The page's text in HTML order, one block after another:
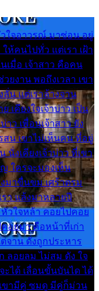
วใจอาวรณ์ มาซ่อน อยู่
ห้คนไปทั่ว แต่เรา เฝ้า
เมื่อ เจ้าสาว คือคน
ยงาน พอถึงเวลา เขา
น แต่เราล้างจาน
เคียงใจเจ้าบ่าว เป็น
ว เพื่อนเจ้าสาว ยัง
น เขาไม่เห็นคน ที่อยู่
นั่งเคียงเจ้าบ่าว ที่เขา
ญ ใครจะมองเห็น
มาขื่นขม เศร้าตรม
า แล้งมาหลายปี
วใจหล้า คอยไปคอย
อยมา คือหน้าที่เก่า
จาน ดั่งถูกประหาร
ลอยลม ไม่สม ดัง ใจ
ะได้ เลื่อนขั้นบันได ได้
เขามีคู่ ซมดู มีคู่ก็ม่วน